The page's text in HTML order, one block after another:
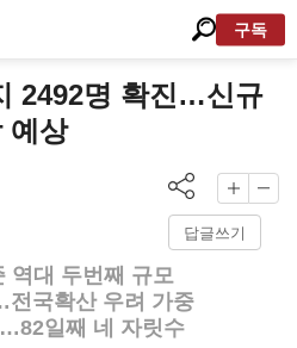
구독
2492명 확진…신규
예상
답글쓰기
역대 두번째 규모
국확산 우려 가중
일째 네 자릿수